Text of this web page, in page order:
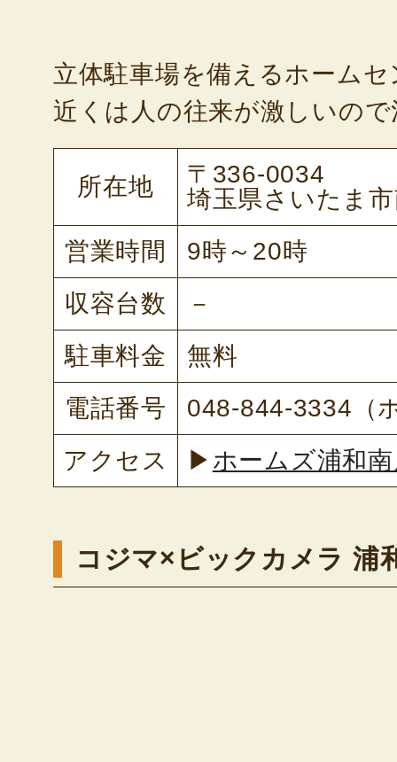
立体駐車場を備えるホーム
近くは人の往来が激しいの
所在地
〒336-0034
埼玉県さいたま
営業時間
9時～20時
収容台数
－
駐車料金
無料
電話番号
048-844-3334（
アクセス
▶ ホームズ浦和
コジマ×ビックカメラ 浦